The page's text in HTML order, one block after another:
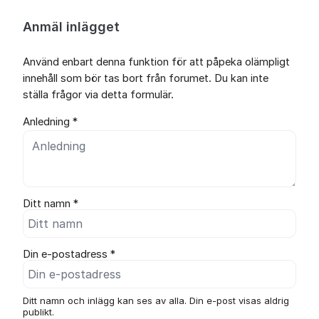
Anmäl inlägget
Använd enbart denna funktion för att påpeka olämpligt
innehåll som bör tas bort från forumet. Du kan inte
ställa frågor via detta formulär.
Anledning *
Ditt namn *
Din e-postadress *
Ditt namn och inlägg kan ses av alla. Din e-post visas aldrig
publikt.